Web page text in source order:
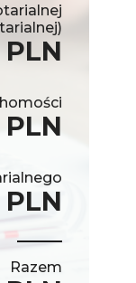
PLN
PLN
Razem